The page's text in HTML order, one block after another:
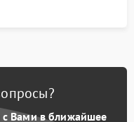
с Вами в ближайшее